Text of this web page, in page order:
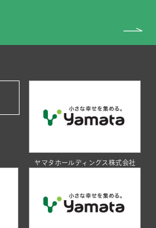
ヤマタホールディングス株式会社